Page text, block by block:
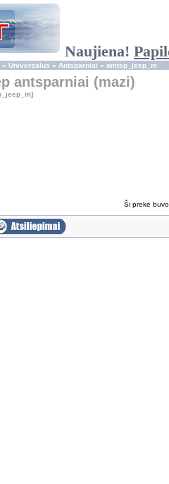
Naujiena!
» Universalus » Antsparniai » amtsp_jeep_m
antsparniai (mazi)
Ši prekė